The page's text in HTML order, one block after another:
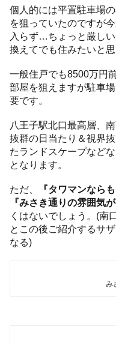
個人的には平置駐車場
を狙っていたのですが
入らず…ちょっと厳し
換えてでも住みたいと
一般住戸でも8500万円
部屋を狙えますが駐車
要です。
八王子駅北口最高層、
抜群の日当たり＆視界
たランドスケープなど
となります。
ただ、
『タワマンなら
『みさき通りの雰囲気
くはないでしょう。(南
とこの後ご紹介するサ
なる)
み